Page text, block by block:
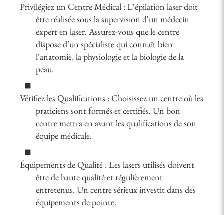
Privilégiez un Centre Médical : L'épilation laser doit
être réalisée sous la supervision d'un médecin
expert en laser. Assurez-vous que le centre
dispose d’un spécialiste qui connaît bien
l'anatomie, la physiologie et la biologie de la
peau.
Vérifiez les Qualifications : Choisissez un centre où les
praticiens sont formés et certifiés. Un bon
centre mettra en avant les qualifications de son
équipe médicale.
Équipements de Qualité : Les lasers utilisés doivent
être de haute qualité et régulièrement
entretenus. Un centre sérieux investit dans des
équipements de pointe.